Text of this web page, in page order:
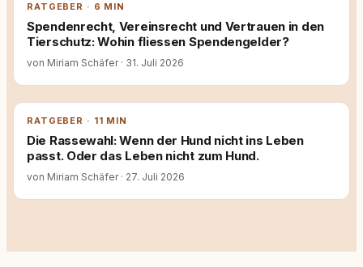
RATGEBER · 6 MIN
Spendenrecht, Vereinsrecht und Vertrauen in den
Tierschutz: Wohin fliessen Spendengelder?
von Miriam Schäfer · 31. Juli 2026
RATGEBER · 11 MIN
Die Rassewahl: Wenn der Hund nicht ins Leben
passt. Oder das Leben nicht zum Hund.
von Miriam Schäfer · 27. Juli 2026